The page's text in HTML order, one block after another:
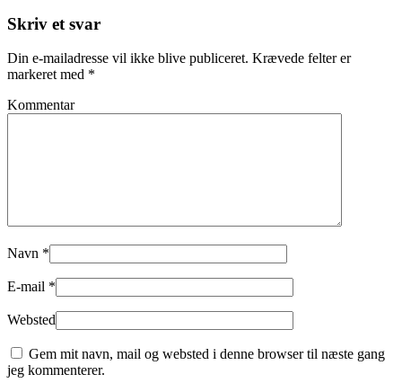
Skriv et svar
Din e-mailadresse vil ikke blive publiceret. Krævede felter er
markeret med *
Kommentar
Navn *
E-mail *
Websted
Gem mit navn, mail og websted i denne browser til næste gang
jeg kommenterer.